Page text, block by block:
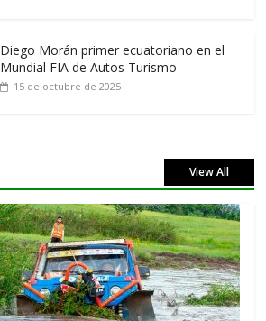
Diego Morán primer ecuatoriano en el
Mundial FIA de Autos Turismo
15 de octubre de 2025
View All